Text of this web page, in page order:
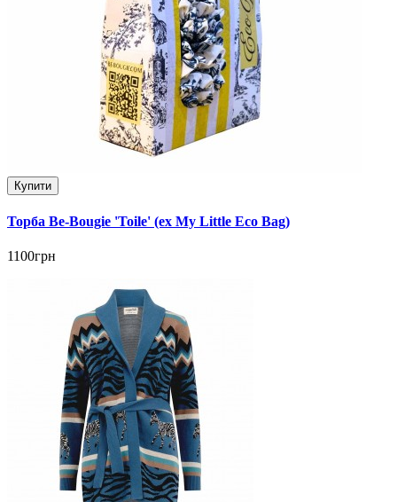
Купити
Торба Be-Bougie 'Toile' (ex My Little Eco Bag)
1100грн